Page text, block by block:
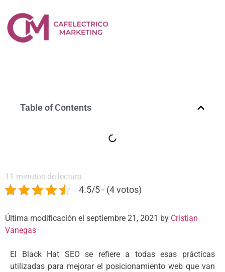
Black Hat SEO: 7
prácticas que debes
Table of Contents
11 minutos de lectura
4.5/5 - (4 votos)
Última modificación el septiembre 21, 2021 by Cristian
Vanegas
El Black Hat SEO se refiere a todas esas prácticas
utilizadas para mejorar el posicionamiento web que van